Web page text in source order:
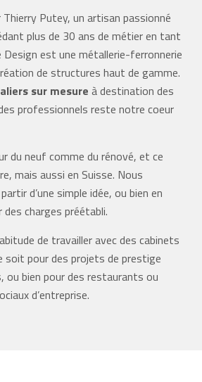
Putey, un artisan passionné
plus de 30 ans de métier en tant
Design est une métallerie-ferronnerie
de structures haut de gamme.
sur mesure à destination des
professionnels reste notre coeur
du neuf comme du rénové, et ce
mais aussi en Suisse. Nous
d’une simple idée, ou bien en
charges préétabli.
de travailler avec des cabinets
soit pour des projets de prestige
ou bien pour des restaurants ou
d’entreprise.